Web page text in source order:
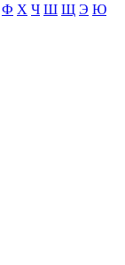
Ф Х Ч Ш Щ Э Ю